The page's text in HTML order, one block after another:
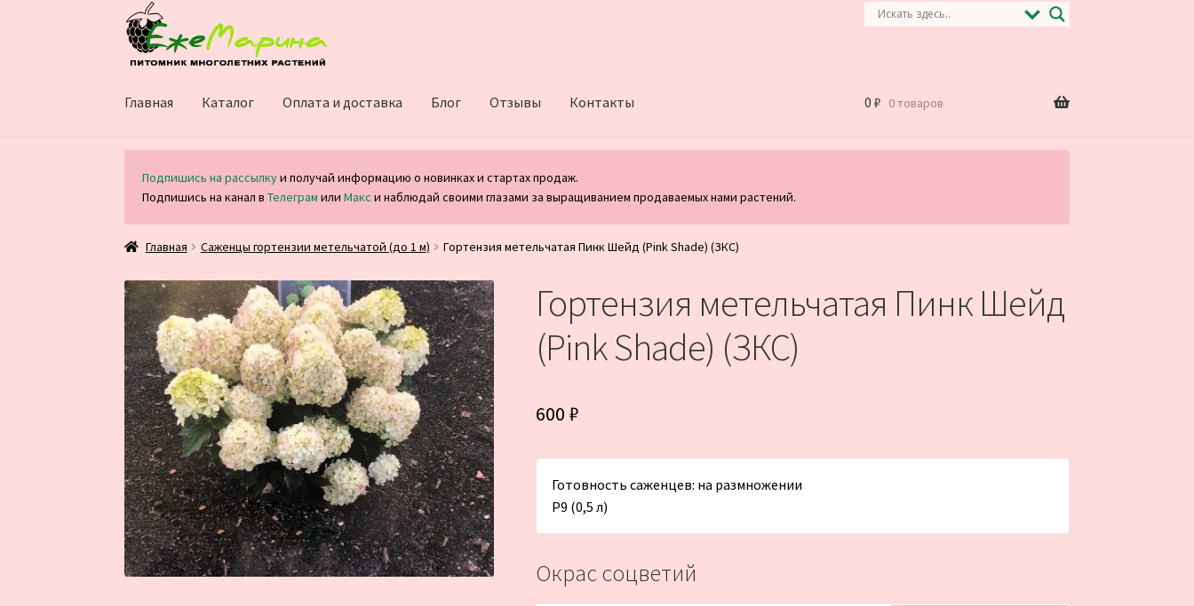
Перейти
к
навигации
Перейти
к
содержимому
Главная Каталог Оплата и доставка Блог Отзывы Контакты 0 ₽ 0 товаров
Подпишись на рассылкуи получай информацию о новинках и стартах продаж.
Подпишись на канал вТелеграм илиМакс и наблюдай своими глазами за выращиванием продаваемых нами растений.
Главная Саженцы гортензии метельчатой (до 1 м) Гортензия метельчатая Пинк Шейд (Pink Shade) (ЗКС)
Гортензия метельчатая Пинк Шейд
(Pink Shade) (ЗКС)
600 ₽
Готовность саженцев: на размножении
Р9 (0,5 л)
Окрас соцветий